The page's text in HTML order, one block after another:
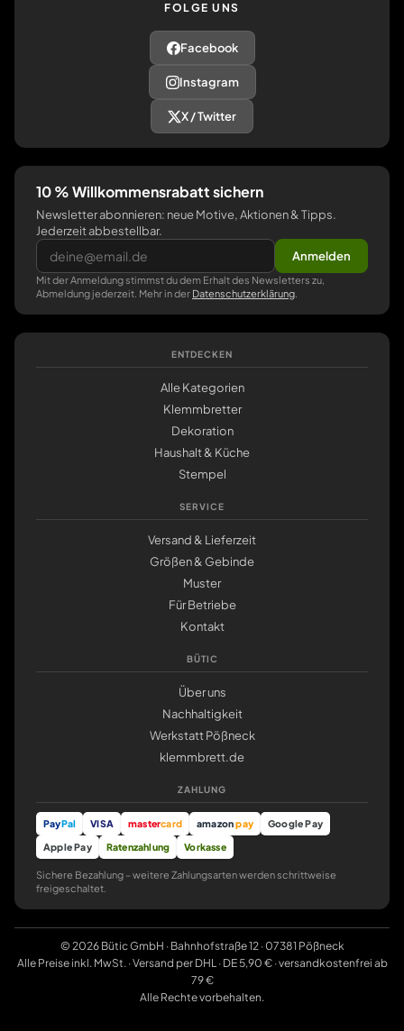
FOLGE UNS
Facebook
Instagram
X / Twitter
10 % Willkommensrabatt sichern
Newsletter abonnieren: neue Motive, Aktionen & Tipps.
Jederzeit abbestellbar.
Anmelden
Mit der Anmeldung stimmst du dem Erhalt des Newsletters zu,
Abmeldung jederzeit. Mehr in der Datenschutzerklärung
ENTDECKEN
Alle Kategorien
Klemmbretter
Dekoration
Haushalt & Küche
Stempel
SERVICE
Versand & Lieferzeit
Größen & Gebinde
Muster
Für Betriebe
Kontakt
BÜTIC
Über uns
Nachhaltigkeit
Werkstatt Pößneck
klemmbrett.de
ZAHLUNG
PayPal VISA mastercard amazonpay
Google Pay
Apple Pay
Ratenzahlung Vorkasse
Sichere Bezahlung – weitere Zahlungsarten werden schrittweise
freigeschaltet.
© 2026 Bütic GmbH · Bahnhofstraße 12 · 07381 Pößneck
Alle Preise inkl. MwSt. · Versand per DHL · DE 5,90 € · versandkostenfrei ab
79 €
Alle Rechte vorbehalten.